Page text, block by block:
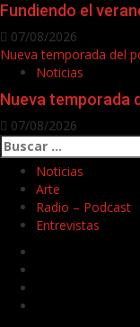
Fundiendo el
07/08/2026
Nueva temporada del
Noticias
Nueva temporada
07/08/2026
Buscar:
Noticias
Arte
Radio – Podcast
Entrevistas